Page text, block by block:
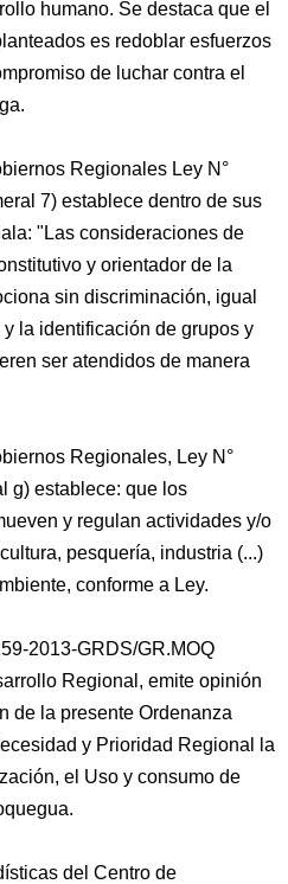
humano. Se destaca que el
es redoblar esfuerzos
de luchar contra el
Regionales Ley N°
7) establece dentro de sus
"Las consideraciones de
y orientador de la
sin discriminación, igual
la identificación de grupos y
ser atendidos de manera
Regionales, Ley N°
g) establece: que los
y regulan actividades y/o
pesquería, industria (...)
conforme a Ley.
2013-GRDS/GR.MOQ
Regional, emite opinión
de la presente Ordenanza
y Prioridad Regional la
el Uso y consumo de
del Centro de